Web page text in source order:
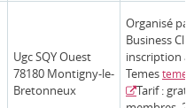
Ugc SQY Ouest
78180 Montigny-le-
Bretonneux
Organisé
Business
inscription
Temes
Tarif :